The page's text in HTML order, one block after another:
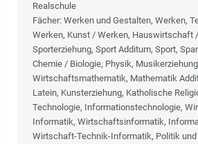
Realschule
Fächer: Werken und Gestalten, Werken,
Werken, Kunst / Werken, Hauswirtschaft
Sporterziehung, Sport Additum, Sport,
Chemie / Biologie, Physik,
Wirtschaftsmathematik, Mathematik
Latein, Kunsterziehung, Katholische
Technologie, Informationstechnologie,
Informatik, Wirtschaftsinformatik,
Wirtschaft-Technik-Informatik, Politik